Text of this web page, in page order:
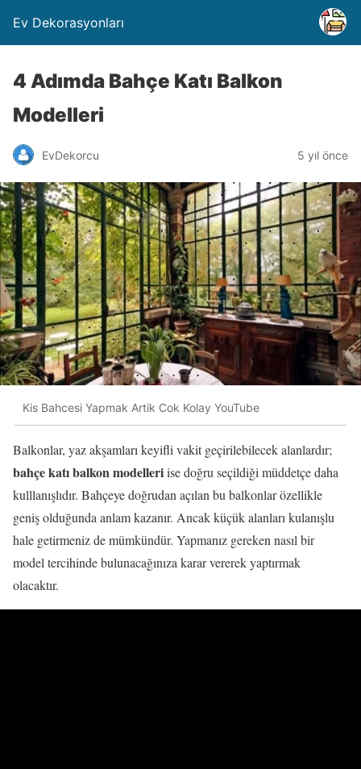
Ev Dekorasyonları
4 Adımda Bahçe Katı Balkon
Modelleri
EvDekorcu 5 yıl önce
Kis Bahcesi Yapmak Artik Cok Kolay YouTube
Balkonlar, yaz akşamları keyifli vakit geçirilebilecek alanlardır;
bahçe katı balkon modelleriise doğru seçildiği müddetçe daha
kulllanışlıdır. Bahçeye doğrudan açılan bu balkonlar özellikle
geniş olduğunda anlam kazanır. Ancak küçük alanları kulanışlu
hale getirmeniz de mümkündür. Yapmanız gereken nasıl bir
model tercihinde bulunacağınıza karar vererek yaptırmak
olacaktır.